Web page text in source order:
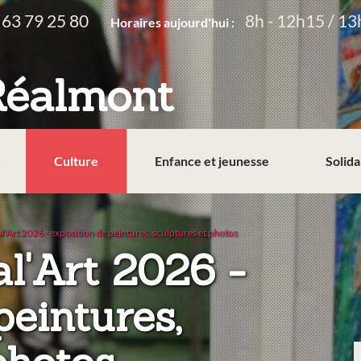
79 25 80 Horaires aujourd'hui : 8h - 12h15 /
Culture Enfance et jeunesse
2026 - exposition de peintures, sculptures et photos
2026 -